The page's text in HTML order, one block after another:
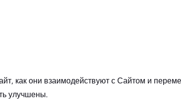
как они взаимодействуют с Сайтом и
улучшены.